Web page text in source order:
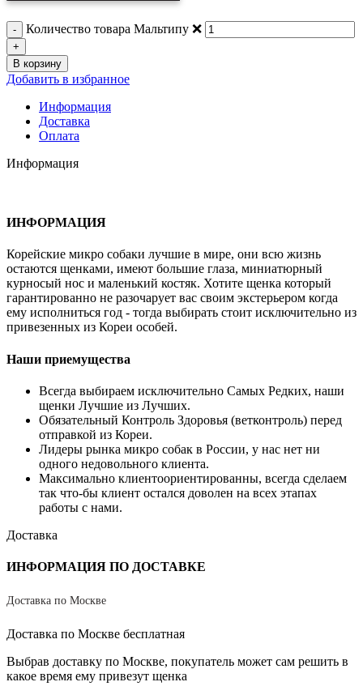
Количество товара Мальтипу ❌️
В корзину
Добавить в избранное
Информация
Доставка
Оплата
Информация
ИНФОРМАЦИЯ
Корейские микро собаки лучшие в мире, они всю жизнь
остаются щенками, имеют большие глаза, миниатюрный
курносый нос и маленький костяк. Хотите щенка который
гарантированно не разочарует вас своим экстерьером когда
ему исполниться год - тогда выбирать стоит исключительно из
привезенных из Кореи особей.
Наши приемущества
Всегда выбираем исключительно Самых Редких, наши
щенки Лучшие из Лучших.
Обязательный Контроль Здоровья (ветконтроль) перед
отправкой из Кореи.
Лидеры рынка микро собак в России, у нас нет ни
одного недовольного клиента.
Максимально клиентоориентированны, всегда сделаем
так что-бы клиент остался доволен на всех этапах
работы с нами.
Доставка
ИНФОРМАЦИЯ ПО ДОСТАВКЕ
Доставка по Москве
Доставка по Москве бесплатная
Выбрав доставку по Москве, покупатель может сам решить в
какое время ему привезут щенка